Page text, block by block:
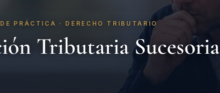
PRÁCTICA · DERECHO TRIBUTARIO
Tributaria Sucesoria